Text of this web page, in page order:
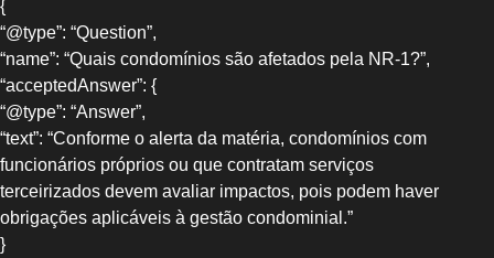
{
“@type”: “Question”,
“name”: “Quais condomínios são afetados pela NR-1?”,
“acceptedAnswer”: {
“@type”: “Answer”,
“text”: “Conforme o alerta da matéria, condomínios com
funcionários próprios ou que contratam serviços
terceirizados devem avaliar impactos, pois podem haver
obrigações aplicáveis à gestão condominial.”
}